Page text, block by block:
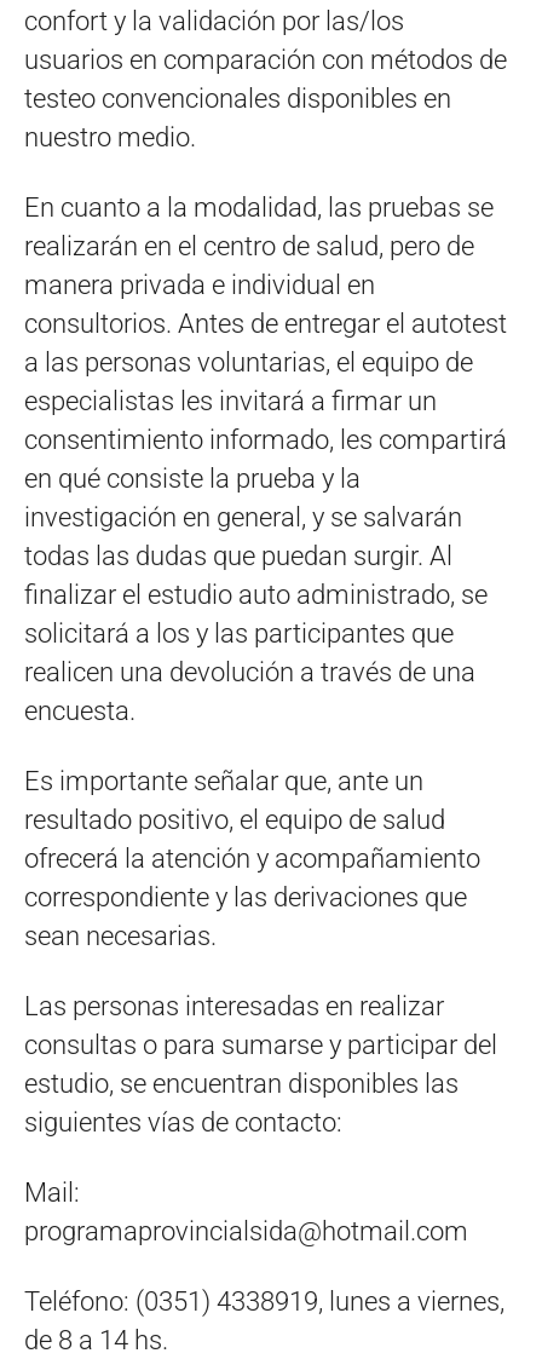
confort y la validación por las/los
usuarios en comparación con métodos de
testeo convencionales disponibles en
nuestro medio.
En cuanto a la modalidad, las pruebas se
realizarán en el centro de salud, pero de
manera privada e individual en
consultorios. Antes de entregar el autotest
a las personas voluntarias, el equipo de
especialistas les invitará a firmar un
consentimiento informado, les compartirá
en qué consiste la prueba y la
investigación en general, y se salvarán
todas las dudas que puedan surgir. Al
finalizar el estudio auto administrado, se
solicitará a los y las participantes que
realicen una devolución a través de una
encuesta.
Es importante señalar que, ante un
resultado positivo, el equipo de salud
ofrecerá la atención y acompañamiento
correspondiente y las derivaciones que
sean necesarias.
Las personas interesadas en realizar
consultas o para sumarse y participar del
estudio, se encuentran disponibles las
siguientes vías de contacto:
Mail:
programaprovincialsida@hotmail.com
Teléfono: (0351) 4338919, lunes a viernes,
de 8 a 14 hs.